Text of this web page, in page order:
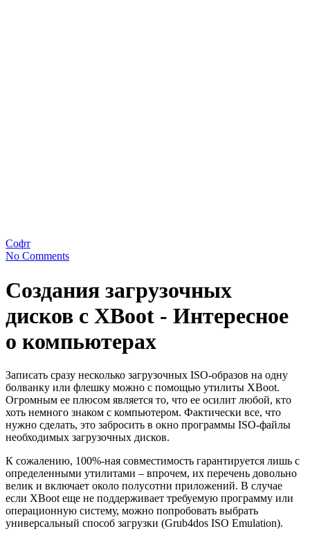
Софт
No Comments
Cоздания загрузочных
дисков с XBoot - Интересное
о компьютерах
Записать сразу несколько загрузочных ISO-образов на одну
болванку или флешку можно с помощью утилиты XBoot.
Огром­ным ее плюсом является то, что ее осилит любой, кто
хоть немного знаком с компьютером. Фактически все, что
нужно сделать, это забросить в окно программы ISO-файлы
необходимых загру­зочных дисков.
К сожалению, 100%-ная совместимость гаран­тируется лишь с
определенными утилитами – впрочем, их перечень довольно
велик и включает около полусотни приложений. В случае
если XBoot еще не поддерживает требуемую программу или
операционную систему, можно попробовать вы­брать
универсальный способ загрузки (Grub4dos ISO Emulation).